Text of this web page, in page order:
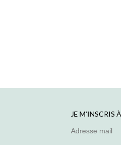
JE M'INSCRIS